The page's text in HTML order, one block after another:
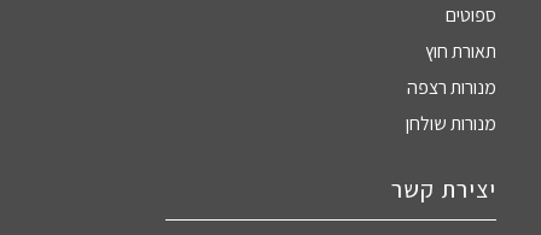
ספוטים
תאורת חוץ
מנורות רצפה
מנורות שולחן
יצירת קשר